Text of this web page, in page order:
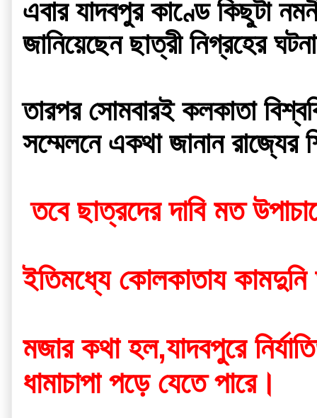
এবার যাদবপুর কাণ্ডে কিছুটা
জানিয়েছেন ছাত্রী নিগ্রহের
তারপর সোমবারই কলকাতা
তবে ছাত্রদের দাবি মত
ইতিমধ্যে কোলকাতায
মজার কথা হল,যাদবপুরে
ধামাচাপা পড়ে যেতে পারে।